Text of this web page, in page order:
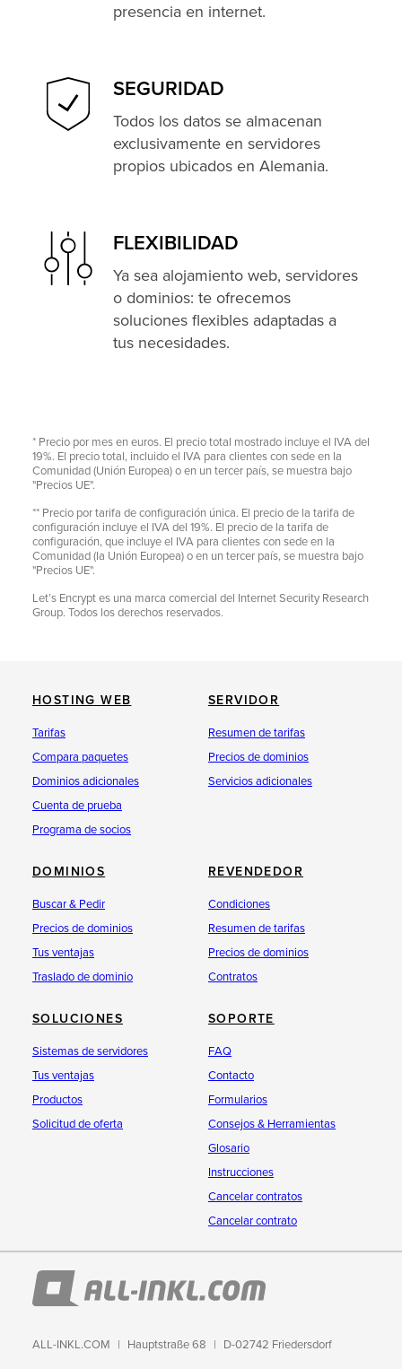
presencia en internet.
SEGURIDAD
Todos los datos se almacenan
exclusivamente en servidores
propios ubicados en Alemania.
FLEXIBILIDAD
Ya sea alojamiento web, servidores
o dominios: te ofrecemos
soluciones flexibles adaptadas a
tus necesidades.
* Precio por mes en euros. El precio total mostrado incluye el IVA del
19%. El precio total, incluido el IVA para clientes con sede en la
Comunidad (Unión Europea) o en un tercer país, se muestra bajo
"Precios UE".
** Precio por tarifa de configuración única. El precio de la tarifa de
configuración incluye el IVA del 19%. El precio de la tarifa de
configuración, que incluye el IVA para clientes con sede en la
Comunidad (la Unión Europea) o en un tercer país, se muestra bajo
"Precios UE".
Let’s Encrypt es una marca comercial del Internet Security Research
Group. Todos los derechos reservados.
HOSTING WEB
Tarifas
Compara paquetes
Dominios adicionales
Cuenta de prueba
Programa de socios
SERVIDOR
Resumen de tarifas
Precios de dominios
Servicios adicionales
DOMINIOS
Buscar & Pedir
Precios de dominios
Tus ventajas
Traslado de dominio
REVENDEDOR
Condiciones
Resumen de tarifas
Precios de dominios
Contratos
SOLUCIONES
Sistemas de servidores
Tus ventajas
Productos
Solicitud de oferta
SOPORTE
FAQ
Contacto
Formularios
Consejos & Herramientas
Glosario
Instrucciones
Cancelar contratos
Cancelar contrato
ALL-INKL.COM Hauptstraße 68 D-02742 Friedersdorf